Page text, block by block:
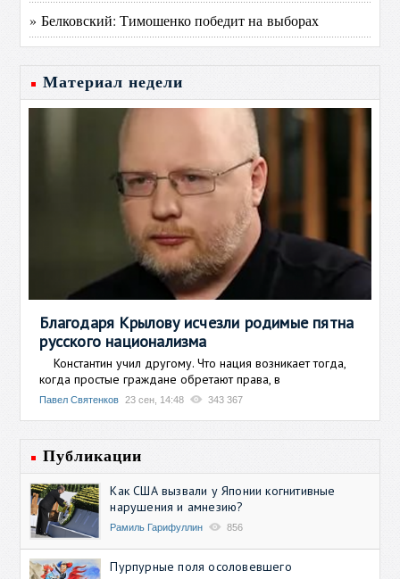
» Белковский: Тимошенко победит на выборах
Материал недели
Благодаря Крылову исчезли родимые пятна
русского национализма
Константин учил другому. Что нация возникает тогда,
когда простые граждане обретают права, в
Павел Святенков 23 сен, 14:48 343 367
Публикации
Как США вызвали у Японии когнитивные
нарушения и амнезию?
Рамиль Гарифуллин 856
Пурпурные поля осоловевшего